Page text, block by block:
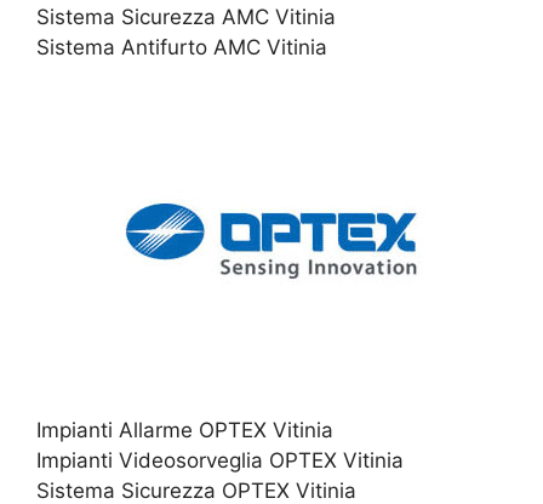
Sistema Sicurezza AMC Vitinia
Sistema Antifurto AMC Vitinia
Impianti Allarme OPTEX Vitinia
Impianti Videosorveglia OPTEX Vitinia
Sistema Sicurezza OPTEX Vitinia